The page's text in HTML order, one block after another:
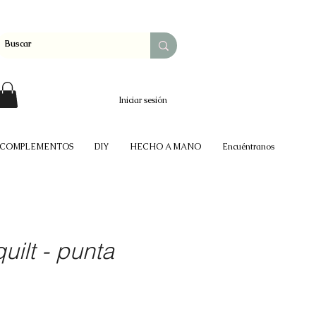
Iniciar sesión
DIY HECHO A MANO Encuéntranos
- punta